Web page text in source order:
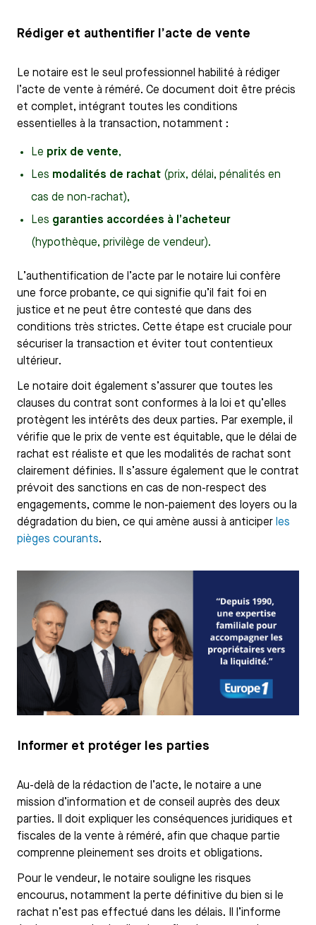
Rédiger et authentifier l’acte de vente
Le notaire est le seul professionnel habilité à rédiger
l’acte de vente à réméré. Ce document doit être précis
et complet, intégrant toutes les conditions
essentielles à la transaction, notamment :
Le prix de vente,
Les modalités de rachat (prix, délai, pénalités en
cas de non-rachat),
Les garanties accordées à l’acheteur
(hypothèque, privilège de vendeur).
L’authentification de l’acte par le notaire lui confère
une force probante, ce qui signifie qu’il fait foi en
justice et ne peut être contesté que dans des
conditions très strictes. Cette étape est cruciale pour
sécuriser la transaction et éviter tout contentieux
ultérieur.
Le notaire doit également s’assurer que toutes les
clauses du contrat sont conformes à la loi et qu’elles
protègent les intérêts des deux parties. Par exemple, il
vérifie que le prix de vente est équitable, que le délai de
rachat est réaliste et que les modalités de rachat sont
clairement définies. Il s’assure également que le contrat
prévoit des sanctions en cas de non-respect des
engagements, comme le non-paiement des loyers ou la
dégradation du bien, ce qui amène aussi à anticiper les
pièges courants.
Informer et protéger les parties
Au-delà de la rédaction de l’acte, le notaire a une
mission d’information et de conseil auprès des deux
parties. Il doit expliquer les conséquences juridiques et
fiscales de la vente à réméré, afin que chaque partie
comprenne pleinement ses droits et obligations.
Pour le vendeur, le notaire souligne les risques
encourus, notamment la perte définitive du bien si le
rachat n’est pas effectué dans les délais. Il l’informe